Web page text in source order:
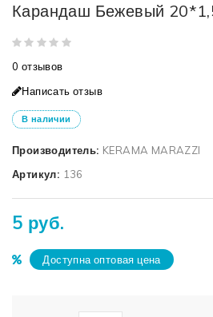
Карандаш Бежевый
0 отзывов
Написать отзыв
В наличии
Производитель: KERAMA MARAZZI
Артикул: 136
5 руб.
Доступна оптовая цена